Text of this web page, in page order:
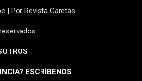
| Por Revista Caretas
ESCRÍBENOS